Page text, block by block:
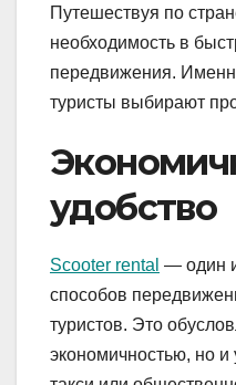
Путешествуя по
необходимость в
передвижения.
туристы выбирают
удобство
Scooter rental — один
способов
туристов. Это
экономичностью, но и